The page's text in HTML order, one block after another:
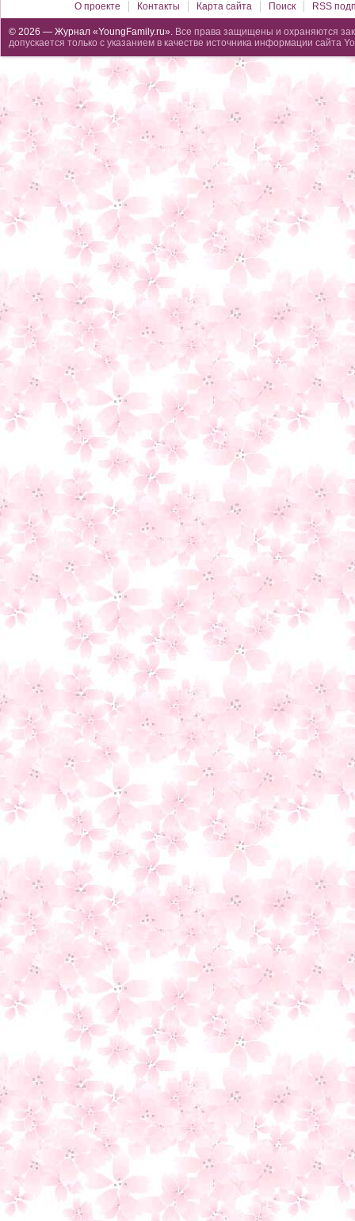
О проекте Контакты Карта сайта Поиск RSS
© 2026 — Журнал «YoungFamily.ru». Все права защищены и охраняются
допускается только с указанием в качестве источника информации сайта